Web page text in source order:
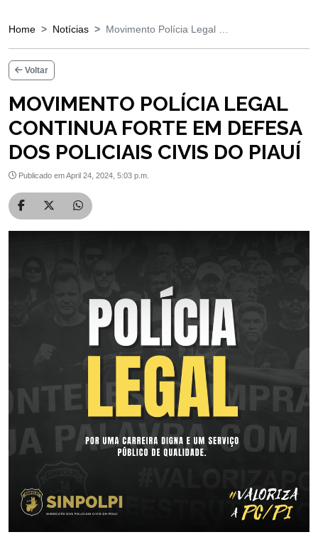
Home Notícias Movimento Polícia Legal …
Voltar
MOVIMENTO POLÍCIA LEGAL
CONTINUA FORTE EM DEFESA
DOS POLICIAIS CIVIS DO PIAUÍ
Publicado em April 24, 2024, 5:03 p.m.
Compartilhar no Facebook
Compartilhar no Twitter
Compartilhar no WhatsApp